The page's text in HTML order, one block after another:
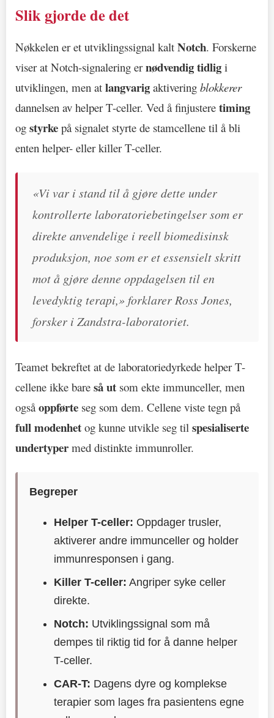
Slik gjorde de det
Nøkkelen er et utviklingssignal kalt Notch. Forskerne
viser at Notch-signalering ernødvendig tidlig i
utviklingen, men at langvarig aktivering blokkerer
dannelsen av helper T-celler. Ved å finjustere timing
og styrke på signalet styrte de stamcellene til å bli
enten helper- eller killer T-celler.
«Vi var i stand til å gjøre dette under
kontrollerte laboratoriebetingelser som er
direkte anvendelige i reell biomedisinsk
produksjon, noe som er et essensielt skritt
mot å gjøre denne oppdagelsen til en
levedyktig terapi,» forklarer Ross Jones,
forsker i Zandstra-laboratoriet.
Teamet bekreftet at de laboratoriedyrkede helper T-
cellene ikke bare så ut som ekte immunceller, men
ogsåoppførte seg som dem. Cellene viste tegn på
full modenhet og kunne utvikle seg til spesialiserte
undertyper med distinkte immunroller.
Begreper
Helper T-celler: Oppdager trusler,
aktiverer andre immunceller og holder
immunresponsen i gang.
Killer T-celler: Angriper syke celler
direkte.
Notch: Utviklingssignal som må
dempes til riktig tid for å danne helper
T-celler.
CAR‑T: Dagens dyre og komplekse
terapier som lages fra pasientens egne